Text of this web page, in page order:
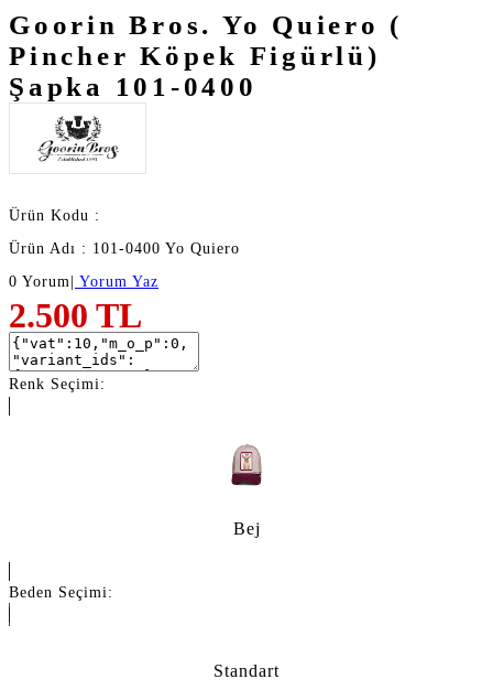
Goorin Bros. Yo Quiero (
Pincher Köpek Figürlü)
Şapka 101-0400
Ürün Kodu :
Ürün Adı : 101-0400 Yo Quiero
0 Yorum | Yorum Yaz
2.500 TL
Renk Seçimi:
Bej
Beden Seçimi:
Standart